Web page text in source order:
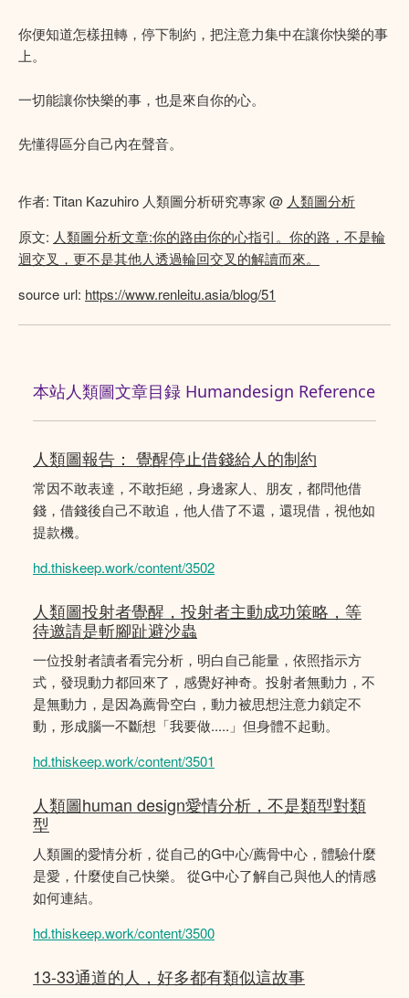
你便知道怎樣扭轉，停下制約，把注意力集中在讓你快樂的事
上。
一切能讓你快樂的事，也是來自你的心。
先懂得區分自己內在聲音。
作者: Titan Kazuhiro 人類圖分析研究專家 @ 人類圖分析
原文: 人類圖分析文章:你的路由你的心指引。你的路，不是輪
迴交叉，更不是其他人透過輪回交叉的解讀而來。
source url: https://www.renleitu.asia/blog/51
本站人類圖文章目録 Humandesign Reference
人類圖報告： 覺醒停止借錢給人的制約
常因不敢表達，不敢拒絕，身邊家人、朋友，都問他借
錢，借錢後自己不敢追，他人借了不還，還現借，視他如
提款機。
hd.thiskeep.work/content/3502
人類圖投射者覺醒，投射者主動成功策略，等
待邀請是斬腳趾避沙蟲
一位投射者讀者看完分析，明白自己能量，依照指示方
式，發現動力都回來了，感覺好神奇。投射者無動力，不
是無動力，是因為薦骨空白，動力被思想注意力鎖定不
動，形成腦一不斷想「我要做.....」但身體不起動。
hd.thiskeep.work/content/3501
人類圖human design愛情分析，不是類型對類
型
人類圖的愛情分析，從自己的G中心/薦骨中心，體驗什麼
是愛，什麼使自己快樂。 從G中心了解自己與他人的情感
如何連結。
hd.thiskeep.work/content/3500
13-33通道的人，好多都有類似這故事